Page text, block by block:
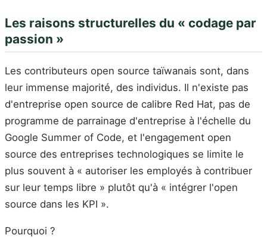
Les raisons structurelles du « codage par
passion »
Les contributeurs open source taïwanais sont, dans
leur immense majorité, des individus. Il n'existe pas
d'entreprise open source de calibre Red Hat, pas de
programme de parrainage d'entreprise à l'échelle du
Google Summer of Code, et l'engagement open
source des entreprises technologiques se limite le
plus souvent à « autoriser les employés à contribuer
sur leur temps libre » plutôt qu'à « intégrer l'open
source dans les KPI ».
Pourquoi ?